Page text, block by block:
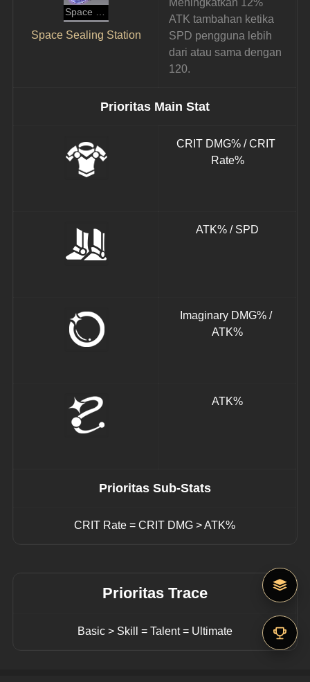
Space Sealing Station
Meningkatkan 12%
ATK tambahan ketika
SPD pengguna lebih
dari atau sama dengan
120.
Prioritas Main Stat
CRIT DMG% / CRIT
Rate%
ATK% / SPD
Imaginary DMG% /
ATK%
ATK%
Prioritas Sub-Stats
CRIT Rate = CRIT DMG > ATK%
Prioritas Trace
Basic > Skill = Talent = Ultimate